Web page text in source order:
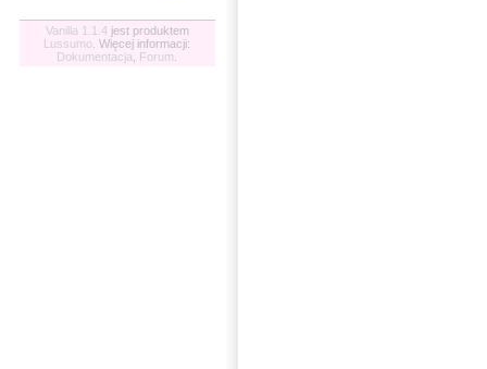
Vanilla 1.1.4 jest produktem
Lussumo . Więcej informacji:
Dokumentacja
Forum